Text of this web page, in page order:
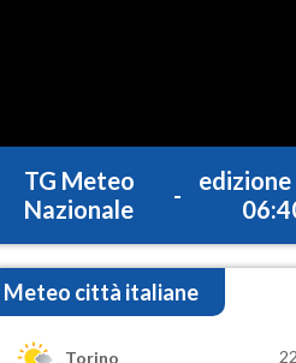
TG Meteo
Nazionale
-
Meteo città italiane
Torino